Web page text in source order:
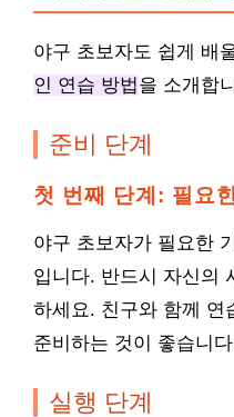
야구 초보자도 쉽게 배
인 연습 방법을 소개합
준비 단계
첫 번째 단계: 필요
야구 초보자가 필요한
입니다. 반드시 자신의
하세요. 친구와 함께 연
준비하는 것이 좋습니
실행 단계